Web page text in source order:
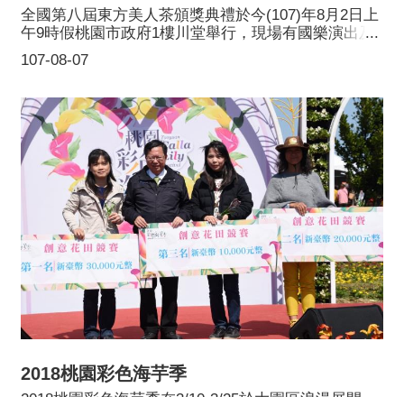
107-08-07
全國第八屆東方美人茶頒獎典禮於今(107)年8月2日上
午9時假桃園市政府1樓川堂舉行，現場有國樂演出及
現代舞蹈表演，呈現東方美人茶古典又精緻的重要意
象，現場更備有兩席品茗茶席，讓與會嘉賓與民眾沉
2018桃園彩色海芋季